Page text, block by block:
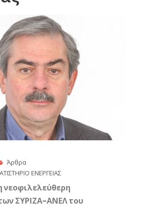
Άρθρα
ΕΝΕΡΓΕΙΑΣ
νεοφιλελεύθερη
ΣΥΡΙΖΑ-ΑΝΕΛ του